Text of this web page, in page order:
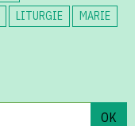
LITURGIE
MARIE
OK